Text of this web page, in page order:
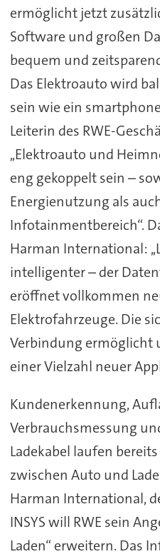
ermöglicht jetzt
Software und großen
bequem und
Das Elektroauto wird
sein wie ein
Leiterin des RWE-
,,Elektroauto und
eng gekoppelt sein –
Energienutzung als
Infotainmentbereich“.
Harman International:
intelligenter – der
eröffnet vollkommen
Elektrofahrzeuge. Die
Verbindung ermöglicht
einer Vielzahl neuer
Kundenerkennung,
Verbrauchsmessung
Ladekabel laufen
zwischen Auto und
Harman International,
INSYS will RWE sein
Laden“ erweitern. Das